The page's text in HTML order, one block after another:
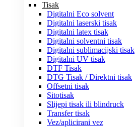
Tisak
Digitalni Eco solvent
Digitalni laserski tisak
Digitalni latex tisak
Digitalni solventni tisak
Digitalni sublimacijski tisak
Digitalni UV tisak
DTF Tisak
DTG Tisak / Direktni tisak
Offsetni tisak
Sitotisak
Slijepi tisak ili blindruck
Transfer tisak
Vez/aplicirani vez